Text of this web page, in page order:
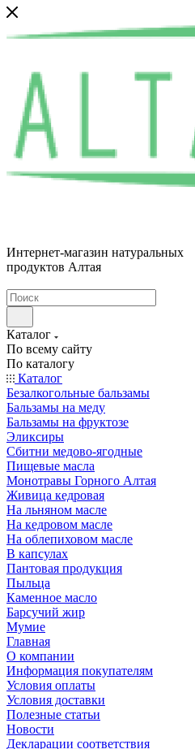
Интернет-магазин натуральных
продуктов Алтая
Каталог
По всему сайту
По каталогу
Каталог
Безалкогольные бальзамы
Бальзамы на меду
Бальзамы на фруктозе
Эликсиры
Сбитни медово-ягодные
Пищевые масла
Монотравы Горного Алтая
Живица кедровая
На льняном масле
На кедровом масле
На облепиховом масле
В капсулах
Пантовая продукция
Пыльца
Каменное масло
Барсучий жир
Мумие
Главная
О компании
Информация покупателям
Условия оплаты
Условия доставки
Полезные статьи
Новости
Декларации соответствия